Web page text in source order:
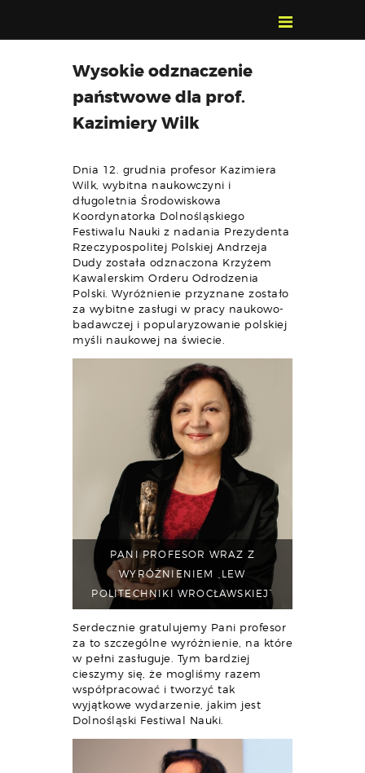
POZNAJ, POLUB,
PAMIĘTAJ!
PROGRAM
WYSZUKIWARKA
WYDARZEŃ
Wysokie odznaczenie
państwowe dla prof.
Kazimiery Wilk
Dnia 12. grudnia profesor Kazimiera
Wilk, wybitna naukowczyni i
długoletnia Środowiskowa
Koordynatorka Dolnośląskiego
Festiwalu Nauki z nadania Prezydenta
Rzeczypospolitej Polskiej Andrzeja
Dudy została odznaczona Krzyżem
Kawalerskim Orderu Odrodzenia
Polski. Wyróżnienie przyznane zostało
za wybitne zasługi w pracy naukowo-
badawczej i popularyzowanie polskiej
myśli naukowej na świecie.
PANI PROFESOR WRAZ Z
WYRÓŻNIENIEM „LEW
POLITECHNIKI WROCŁAWSKIEJ”
Serdecznie gratulujemy Pani profesor
za to szczególne wyróżnienie, na które
w pełni zasługuje. Tym bardziej
cieszymy się, że mogliśmy razem
współpracować i tworzyć tak
wyjątkowe wydarzenie, jakim jest
Dolnośląski Festiwal Nauki.